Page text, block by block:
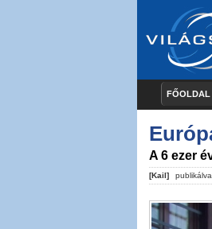
FŐOLDAL
A 6 ezer
[Kail]